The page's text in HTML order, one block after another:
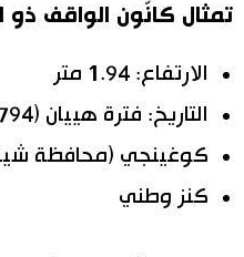
تمثال كانّون الواقف ذو
الارتفاع: 1.94 متر
التاريخ: فترة هييان (794-1185)
كوغينجي (محافظة
كنز وطني